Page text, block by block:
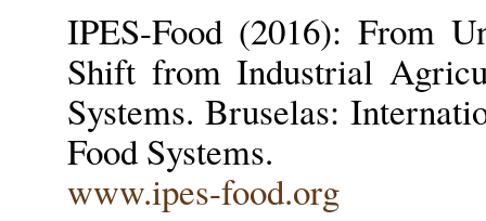
IPES-Food (2016): From
Shift from Industrial
Systems. Bruselas:
Food Systems.
www.ipes-food.org